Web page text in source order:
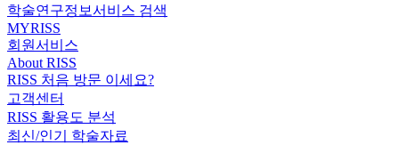
학술연구정보서비스 검색
MYRISS
회원서비스
About RISS
RISS 처음 방문 이세요?
고객센터
RISS 활용도 분석
최신/인기 학술자료